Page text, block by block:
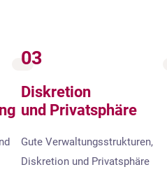
03
Diskretion
und Privatsphäre
Gute Verwaltungsstrukturen,
Diskretion und Privatsphäre